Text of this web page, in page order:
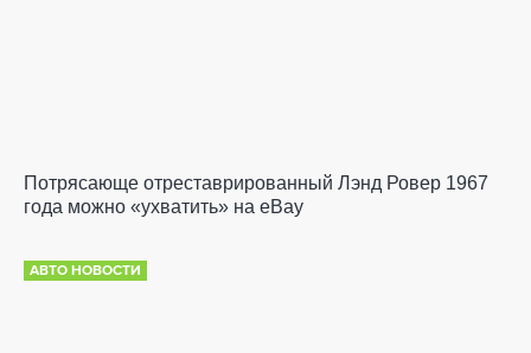
Потрясающе отреставрированный Лэнд Ровер 1967
года можно «ухватить» на eBay
АВТО НОВОСТИ